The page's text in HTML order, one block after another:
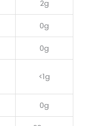
2g
0g
0g
<1g
0g